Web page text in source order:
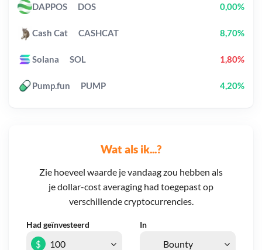
Wat als ik...?
Zie hoeveel waarde je vandaag zou hebben als
je dollar-cost averaging had toegepast op
verschillende cryptocurrencies.
Had geïnvesteerd In
$
DAPPOS DOS 0,00%
Cash Cat CASHCAT 8,70%
Solana SOL 1,80%
Pump.fun PUMP 4,20%